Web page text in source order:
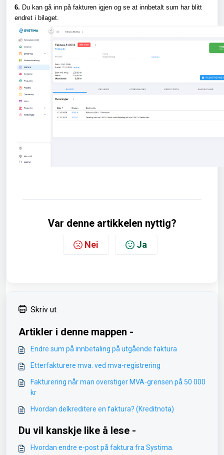
6. Du kan gå inn på fakturen igjen og se at innbetalt sum har blitt
endret i bilaget.
Var denne artikkelen nyttig?
Nei Ja
Skriv ut
Artikler i denne mappen -
Endre sum på innbetaling på utgående faktura
Etterfakturere mva. ved mva-registrering
Fakturering når man overstiger MVA-grensen på 50 000
kr
Hvordan delkreditere en faktura? (Kreditnota)
Du vil kanskje like å lese -
Hvordan endre e-post på faktura fra Systima.